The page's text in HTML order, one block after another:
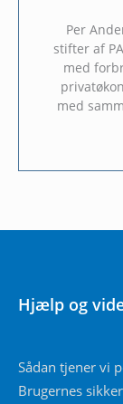
Per
stifter af
med
med
Hjælp og
Sådan tjener vi
Brugernes